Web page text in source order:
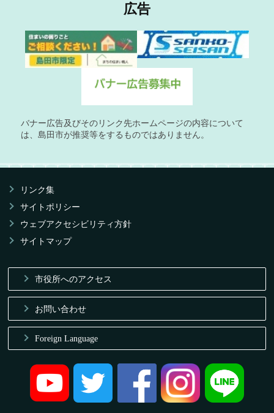
広告
バナー広告及びそのリンク先ホームページの内容について
は、島田市が推奨等をするものではありません。
リンク集
サイトポリシー
ウェブアクセシビリティ方針
サイトマップ
市役所へのアクセス
お問い合わせ
Foreign Language